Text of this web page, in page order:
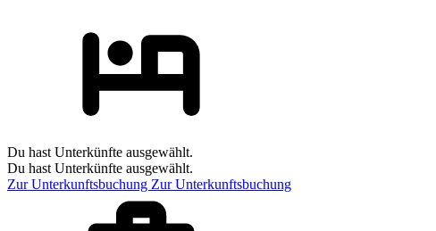
Du hast Unterkünfte ausgewählt.
Du hast Unterkünfte ausgewählt.
Zur Unterkunftsbuchung Zur Unterkunftsbuchung